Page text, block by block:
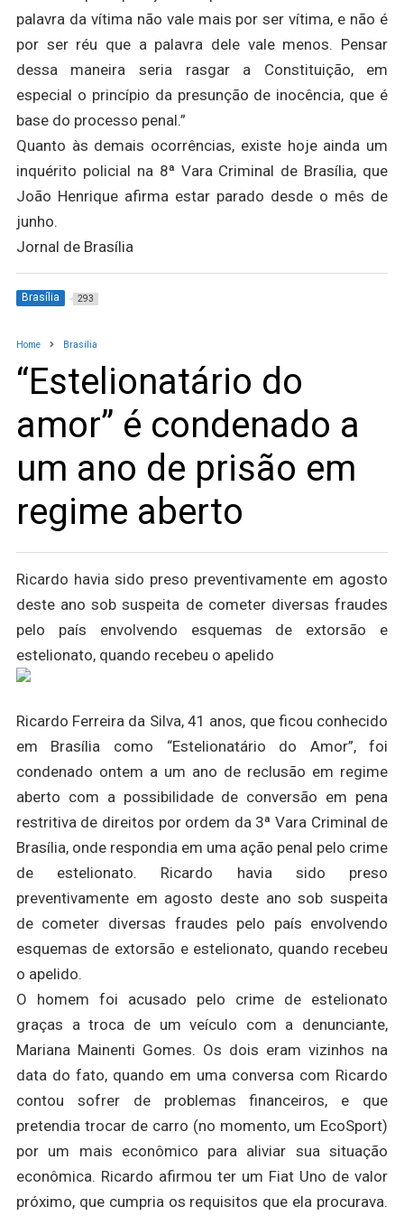
palavra da vítima não vale mais por ser vítima, e não é
por ser réu que a palavra dele vale menos. Pensar
dessa maneira seria rasgar a Constituição, em
especial o princípio da presunção de inocência, que é
base do processo penal.”
Quanto às demais ocorrências, existe hoje ainda um
inquérito policial na 8ª Vara Criminal de Brasília, que
João Henrique afirma estar parado desde o mês de
junho.
Jornal de Brasília
Brasília 293
Home Brasília
“Estelionatário do
amor” é condenado a
um ano de prisão em
regime aberto
Ricardo havia sido preso preventivamente em agosto
deste ano sob suspeita de cometer diversas fraudes
pelo país envolvendo esquemas de extorsão e
estelionato, quando recebeu o apelido
Ricardo Ferreira da Silva, 41 anos, que ficou conhecido
em Brasília como “Estelionatário do Amor”, foi
condenado ontem a um ano de reclusão em regime
aberto com a possibilidade de conversão em pena
restritiva de direitos por ordem da 3ª Vara Criminal de
Brasília, onde respondia em uma ação penal pelo crime
de estelionato. Ricardo havia sido preso
preventivamente em agosto deste ano sob suspeita
de cometer diversas fraudes pelo país envolvendo
esquemas de extorsão e estelionato, quando recebeu
o apelido.
O homem foi acusado pelo crime de estelionato
graças a troca de um veículo com a denunciante,
Mariana Mainenti Gomes. Os dois eram vizinhos na
data do fato, quando em uma conversa com Ricardo
contou sofrer de problemas financeiros, e que
pretendia trocar de carro (no momento, um EcoSport)
por um mais econômico para aliviar sua situação
econômica. Ricardo afirmou ter um Fiat Uno de valor
próximo, que cumpria os requisitos que ela procurava.